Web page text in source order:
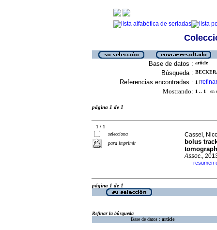
Base de datos : article
Búsqueda :
Referencias encontradas : 1 [refinar
Mostrando: 1 .. 1 en
página 1 de 1
1 / 1
selecciona
para imprimir
Cassel,
bolus
Assoc.,
· resumen
página 1 de 1
Refinar la búsqueda
Base de datos : article